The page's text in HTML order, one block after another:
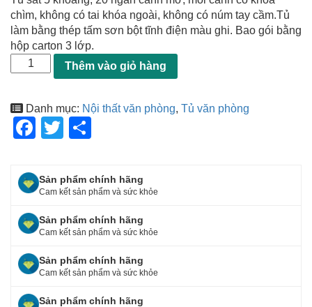
chìm, không có tai khóa ngoài, không có núm tay cầm.Tủ
làm bằng thép tấm sơn bột tĩnh điện màu ghi. Bao gói bằng
hộp carton 3 lớp.
Thêm vào giỏ hàng
Danh mục: Nội thất văn phòng, Tủ văn phòng
F
c
e
b
o
o
k
T
tt
er
ar
e
Sản phẩm chính hãng
Cam kết sản phẩm và sức khỏe
Sản phẩm chính hãng
Cam kết sản phẩm và sức khỏe
Sản phẩm chính hãng
Cam kết sản phẩm và sức khỏe
Sản phẩm chính hãng